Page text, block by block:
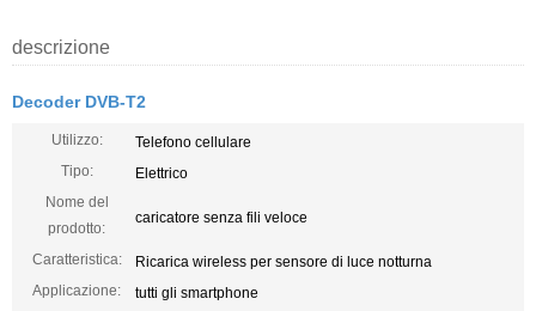
descrizione
Decoder DVB-T2
Utilizzo:
Telefono cellulare
Tipo:
Elettrico
Nome del
prodotto:
caricatore senza fili veloce
Caratteristica:
Ricarica wireless per sensore di luce notturna
Applicazione:
tutti gli smartphone